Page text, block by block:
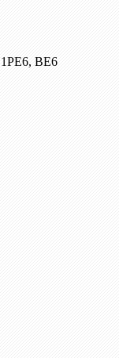
ВЕ6